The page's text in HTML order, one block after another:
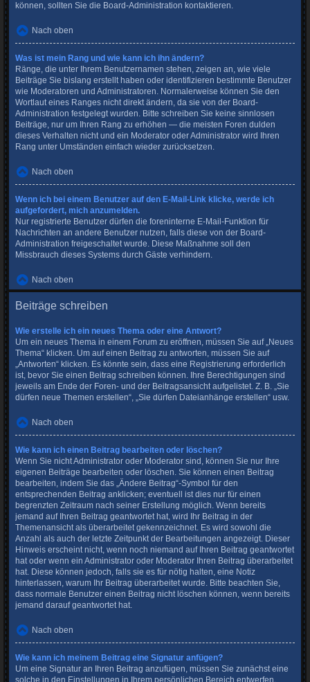
können, sollten Sie die Board-Administration kontaktieren.
Nach oben
Was ist mein Rang und wie kann ich ihn ändern?
Ränge, die unter Ihrem Benutzernamen stehen, zeigen an, wie viele
Beiträge Sie bislang erstellt haben oder identifizieren bestimmte Benutzer
wie Moderatoren und Administratoren. Normalerweise können Sie den
Wortlaut eines Ranges nicht direkt ändern, da sie von der Board-
Administration festgelegt wurden. Bitte schreiben Sie keine sinnlosen
Beiträge, nur um Ihren Rang zu erhöhen — die meisten Foren dulden
dieses Verhalten nicht und ein Moderator oder Administrator wird Ihren
Rang unter Umständen einfach wieder zurücksetzen.
Nach oben
Wenn ich bei einem Benutzer auf den E-Mail-Link klicke, werde ich
aufgefordert, mich anzumelden.
Nur registrierte Benutzer dürfen die foreninterne E-Mail-Funktion für
Nachrichten an andere Benutzer nutzen, falls diese von der Board-
Administration freigeschaltet wurde. Diese Maßnahme soll den
Missbrauch dieses Systems durch Gäste verhindern.
Nach oben
Beiträge schreiben
Wie erstelle ich ein neues Thema oder eine Antwort?
Um ein neues Thema in einem Forum zu eröffnen, müssen Sie auf „Neues
Thema“ klicken. Um auf einen Beitrag zu antworten, müssen Sie auf
„Antworten“ klicken. Es könnte sein, dass eine Registrierung erforderlich
ist, bevor Sie einen Beitrag schreiben können. Ihre Berechtigungen sind
jeweils am Ende der Foren- und der Beitragsansicht aufgelistet. Z. B. „Sie
dürfen neue Themen erstellen“, „Sie dürfen Dateianhänge erstellen“ usw.
Nach oben
Wie kann ich einen Beitrag bearbeiten oder löschen?
Wenn Sie nicht Administrator oder Moderator sind, können Sie nur Ihre
eigenen Beiträge bearbeiten oder löschen. Sie können einen Beitrag
bearbeiten, indem Sie das „Ändere Beitrag“-Symbol für den
entsprechenden Beitrag anklicken; eventuell ist dies nur für einen
begrenzten Zeitraum nach seiner Erstellung möglich. Wenn bereits
jemand auf Ihren Beitrag geantwortet hat, wird Ihr Beitrag in der
Themenansicht als überarbeitet gekennzeichnet. Es wird sowohl die
Anzahl als auch der letzte Zeitpunkt der Bearbeitungen angezeigt. Dieser
Hinweis erscheint nicht, wenn noch niemand auf Ihren Beitrag geantwortet
hat oder wenn ein Administrator oder Moderator Ihren Beitrag überarbeitet
hat. Diese können jedoch, falls sie es für nötig halten, eine Notiz
hinterlassen, warum Ihr Beitrag überarbeitet wurde. Bitte beachten Sie,
dass normale Benutzer einen Beitrag nicht löschen können, wenn bereits
jemand darauf geantwortet hat.
Nach oben
Wie kann ich meinem Beitrag eine Signatur anfügen?
Um eine Signatur an Ihren Beitrag anzufügen, müssen Sie zunächst eine
solche in den Einstellungen in Ihrem persönlichen Bereich entwerfen.